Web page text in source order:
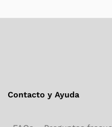
Contacto y Ayuda